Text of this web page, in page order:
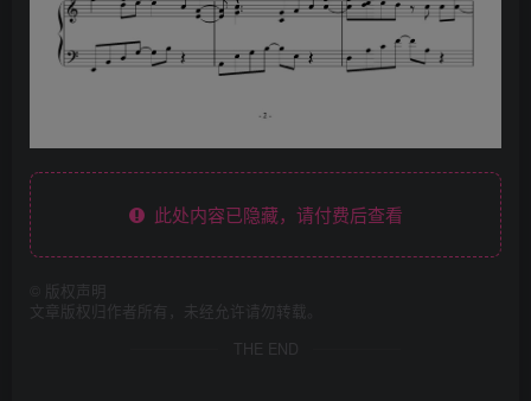
此处内容已隐藏，请付费后查看
版权声明
文章版权归作者所有，未经允许请勿转载。
THE END